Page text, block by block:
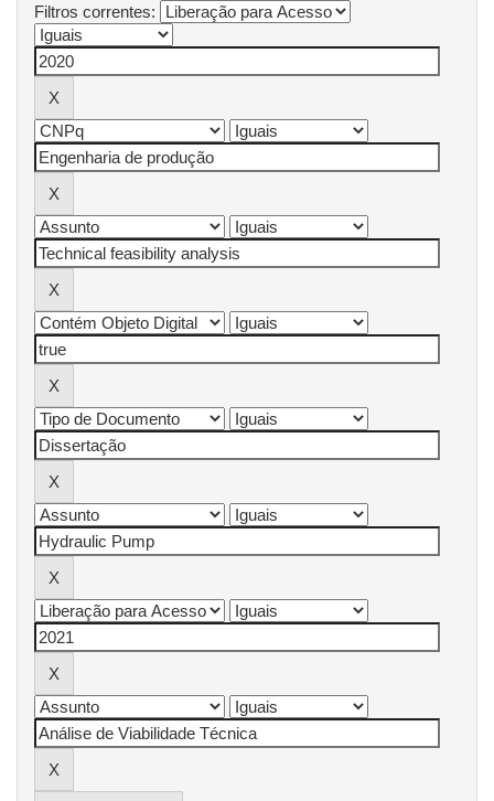
Filtros correntes: